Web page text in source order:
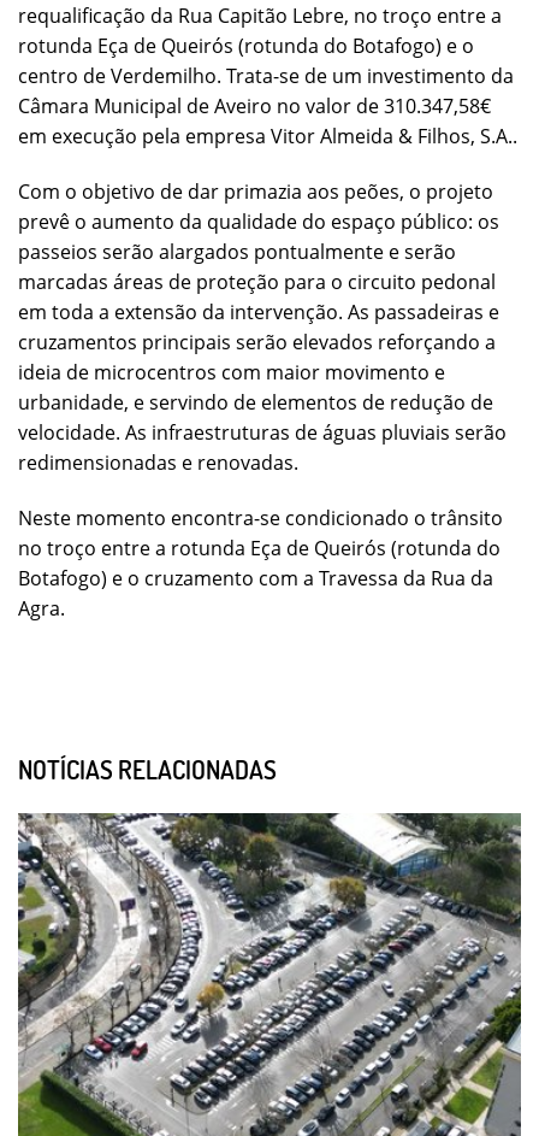
requalificação da Rua Capitão Lebre, no troço entre a
rotunda Eça de Queirós (rotunda do Botafogo) e o
centro de Verdemilho. Trata-se de um investimento da
Câmara Municipal de Aveiro no valor de 310.347,58€
em execução pela empresa Vitor Almeida & Filhos, S.A..
Com o objetivo de dar primazia aos peões, o projeto
prevê o aumento da qualidade do espaço público: os
passeios serão alargados pontualmente e serão
marcadas áreas de proteção para o circuito pedonal
em toda a extensão da intervenção. As passadeiras e
cruzamentos principais serão elevados reforçando a
ideia de microcentros com maior movimento e
urbanidade, e servindo de elementos de redução de
velocidade. As infraestruturas de águas pluviais serão
redimensionadas e renovadas.
Neste momento encontra-se condicionado o trânsito
no troço entre a rotunda Eça de Queirós (rotunda do
Botafogo) e o cruzamento com a Travessa da Rua da
Agra.
NOTÍCIAS RELACIONADAS